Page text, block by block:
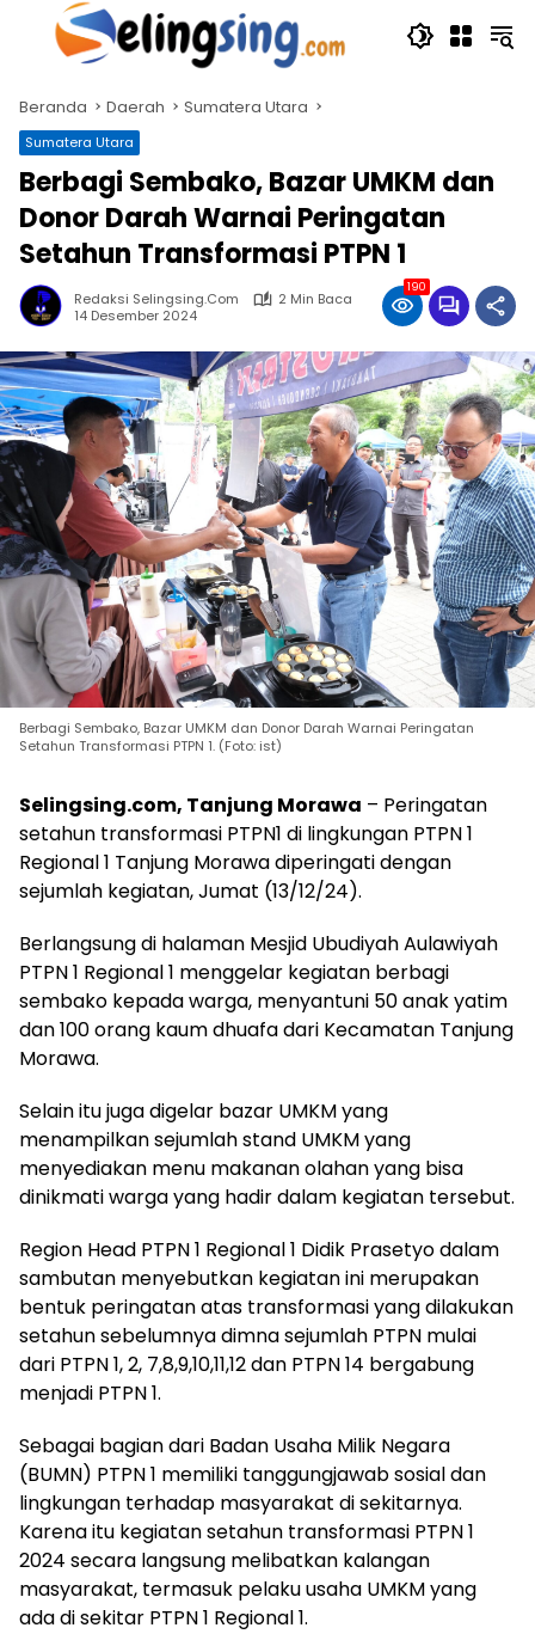
Langsung
Beranda Daerah Sumatera Utara
Sumatera Utara
Berbagi Sembako, Bazar UMKM dan
Donor Darah Warnai Peringatan
Setahun Transformasi PTPN 1
Redaksi Selingsing.com
2 Min Baca
14 Desember 2024
190
Berbagi Sembako, Bazar UMKM dan Donor Darah Warnai Peringatan
Setahun Transformasi PTPN 1. (Foto: ist)
Selingsing.com, Tanjung Morawa – Peringatan
setahun transformasi PTPN1 di lingkungan PTPN 1
Regional 1 Tanjung Morawa diperingati dengan
sejumlah kegiatan, Jumat (13/12/24).
Berlangsung di halaman Mesjid Ubudiyah Aulawiyah
PTPN 1 Regional 1 menggelar kegiatan berbagi
sembako kepada warga, menyantuni 50 anak yatim
dan 100 orang kaum dhuafa dari Kecamatan Tanjung
Morawa.
Selain itu juga digelar bazar UMKM yang
menampilkan sejumlah stand UMKM yang
menyediakan menu makanan olahan yang bisa
dinikmati warga yang hadir dalam kegiatan tersebut.
Region Head PTPN 1 Regional 1 Didik Prasetyo dalam
sambutan menyebutkan kegiatan ini merupakan
bentuk peringatan atas transformasi yang dilakukan
setahun sebelumnya dimna sejumlah PTPN mulai
dari PTPN 1, 2, 7,8,9,10,11,12 dan PTPN 14 bergabung
menjadi PTPN 1.
Sebagai bagian dari Badan Usaha Milik Negara
(BUMN) PTPN 1 memiliki tanggungjawab sosial dan
lingkungan terhadap masyarakat di sekitarnya.
Karena itu kegiatan setahun transformasi PTPN 1
2024 secara langsung melibatkan kalangan
masyarakat, termasuk pelaku usaha UMKM yang
ada di sekitar PTPN 1 Regional 1.